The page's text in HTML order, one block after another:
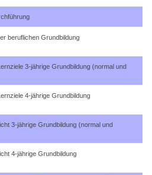
beruflichen Grundbildung
3-jährige Grundbildung (normal und
4-jährige Grundbildung
3-jährige Grundbildung (normal und
4-jährige Grundbildung